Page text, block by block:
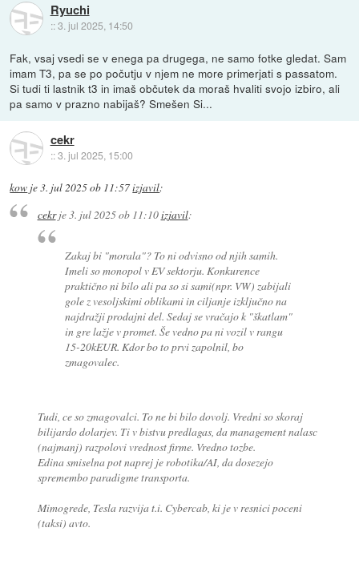
Ryuchi
::3. jul 2025, 14:50
Fak, vsaj vsedi se v enega pa drugega, ne samo fotke gledat. Sam
imam T3, pa se po počutju v njem ne more primerjati s passatom.
Si tudi ti lastnik t3 in imaš občutek da moraš hvaliti svojo izbiro, ali
pa samo v prazno nabijaš? Smešen Si...
cekr
::3. jul 2025, 15:00
kow je3. jul 2025 ob 11:57izjavil:
cekrje3. jul 2025 ob 11:10izjavil:
Zakaj bi "morala"? To ni odvisno od njih samih.
Imeli so monopol v EV sektorju. Konkurence
praktično ni bilo ali pa so si sami(npr. VW) zabijali
gole z vesoljskimi oblikami in ciljanje izključno na
najdražji prodajni del. Sedaj se vračajo k "škatlam"
in gre lažje v promet. Še vedno pa ni vozil v rangu
15-20kEUR. Kdor bo to prvi zapolnil, bo
zmagovalec.
Tudi, ce so zmagovalci. To ne bi bilo dovolj. Vredni so skoraj
bilijardo dolarjev. Ti v bistvu predlagas, da management nalasc
(najmanj) razpolovi vrednost firme. Vredno tozbe.
Edina smiselna pot naprej je robotika/AI, da dosezejo
spremembo paradigme transporta.
Mimogrede, Tesla razvija t.i. Cybercab, ki je v resnici poceni
(taksi) avto.